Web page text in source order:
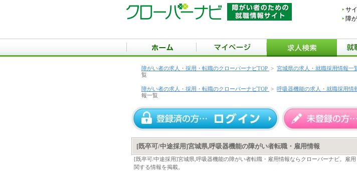
サ
障
障がい者の求人・採用・転職のクローバーナビTOP > 宮城県の求人・就職採用情報一
覧
障がい者の求人・採用・転職のクローバーナビTOP > 呼吸器機能の求人・就職採用情
報一覧
[既卒可/中途採用]宮城県,呼吸器機能の障がい者転職・雇用情報
[既卒可/中途採用]宮城県,呼吸器機能の障がい者転職・雇用情報ならクローバーナビ。雇
関する情報を掲載。